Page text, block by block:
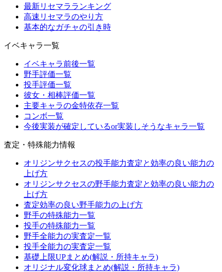
最新リセマラランキング
高速リセマラのやり方
基本的なガチャの引き時
イベキャラ一覧
イベキャラ前後一覧
野手評価一覧
投手評価一覧
彼女・相棒評価一覧
主要キャラの金特依存一覧
コンボ一覧
今後実装が確定しているor実装しそうなキャラ一覧
査定・特殊能力情報
オリジンサクセスの投手能力査定と効率の良い能力の
上げ方
オリジンサクセスの野手能力査定と効率の良い能力の
上げ方
査定効率の良い野手能力の上げ方
野手の特殊能力一覧
投手の特殊能力一覧
野手全能力の実査定一覧
投手全能力の実査定一覧
基礎上限UPまとめ(解説・所持キャラ)
オリジナル変化球まとめ(解説・所持キャラ)